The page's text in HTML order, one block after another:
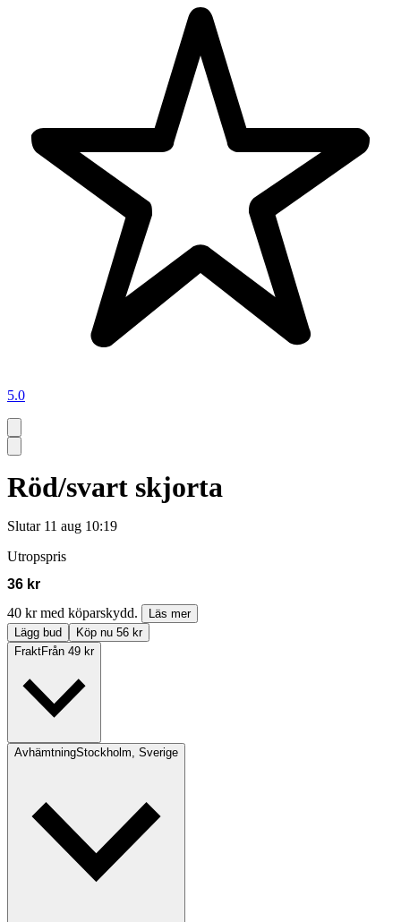
5.0
Röd/svart skjorta
Slutar 11 aug 10:19
Utropspris
36 kr
40 kr med köparskydd.
Läs mer
Lägg bud
Köp nu 56 kr
FraktFrån 49 kr
AvhämtningStockholm, Sverige